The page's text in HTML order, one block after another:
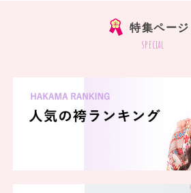
特集ページ
special